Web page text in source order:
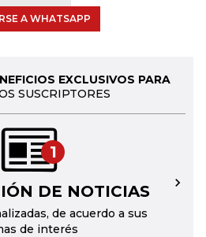
A WHATSAPP
EXCLUSIVOS PARA
SUSCRIPTORES
1
DE NOTICIAS
de acuerdo a sus
de interés
→